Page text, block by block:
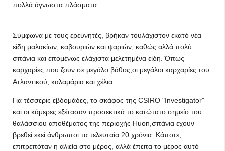
πολλά άγνωστα πλάσματα .
Σύμφωνα με τους ερευνητές, βρήκαν τουλάχιστον εκατό νέα
είδη μαλακίων, καβουριών και ψαριών, καθώς αλλά πολύ
σπάνια και επομένως ελάχιστα μελετημένα είδη. Όπως
καρχαρίες που ζουν σε μεγάλο βάθος,οι μεγάλοι καρχαρίες του
Ατλαντικού, καλαμάρια και χέλια.
Για τέσσερις εβδομάδες, το σκάφος της CSIRO "Investigator"
και οι κάμερες εξέτασαν προσεκτικά το κατώτατο σημείο του
θαλάσσιου αποθέματος της περιοχής Huon,σπάνια εχουν
βρεθεί εκεί άνθρωποι τα τελευταία 20 χρόνια. Κάποτε,
επιτρεπόταν η αλιεία στο μέρος, αλλά έπειτα το μέρος αυτό